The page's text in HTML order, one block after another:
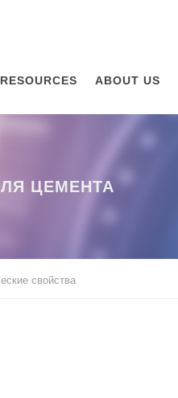
RESOURCES ABOUT US
ЦЕМЕНТА
свойства